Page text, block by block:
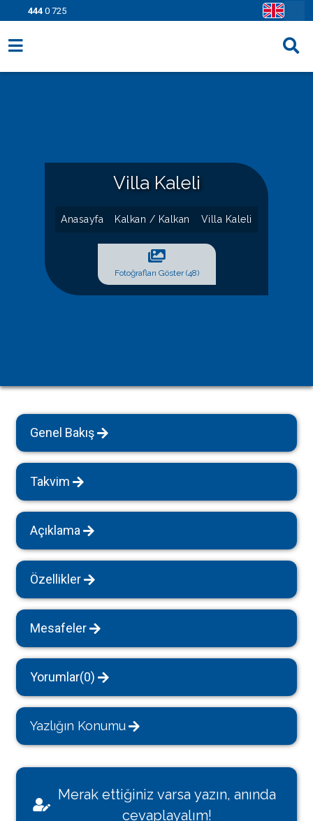
444 0 725
Villa Kaleli
Anasayfa Kalkan / Kalkan Villa Kaleli
Fotoğrafları Göster (48)
Genel Bakış
Takvim
Açıklama
Özellikler
Mesafeler
Yorumlar(0)
Yazlığın Konumu
Merak ettiğiniz varsa yazın, anında
cevaplayalım!